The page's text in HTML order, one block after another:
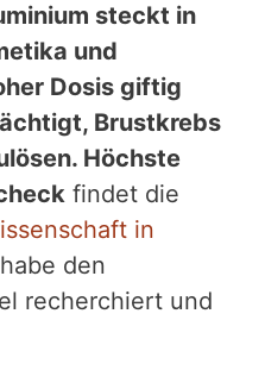
steckt in
und
Dosis giftig
Brustkrebs
Höchste
findet die
in
den
recherchiert und